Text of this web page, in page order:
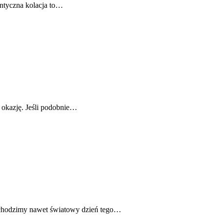
kolacja to…
okazję. Jeśli podobnie…
nawet światowy dzień tego…